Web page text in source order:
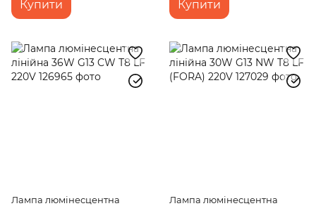
Купити Купити
Лампа люмінесцентна
Лампа люмінесцентна